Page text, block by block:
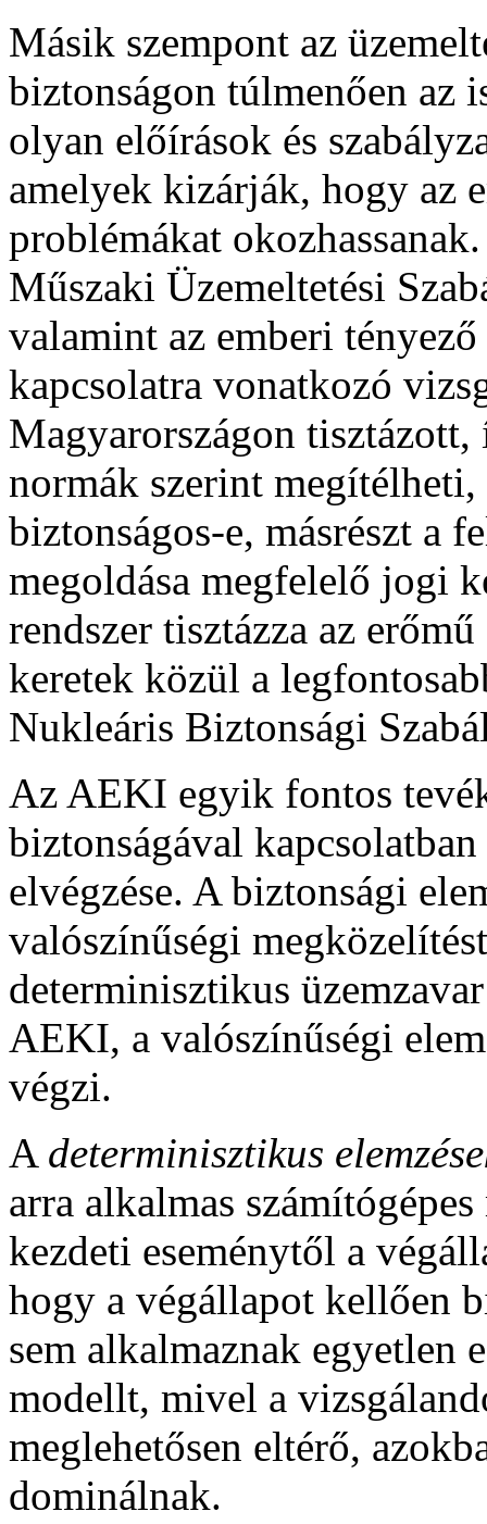
Másik szempont az
biztonságon túlmenően az
olyan előírások és
amelyek kizárják, hogy az
problémákat
Műszaki Üzemeltetési
valamint az emberi tényező
kapcsolatra vonatkozó
Magyarországon
normák szerint
biztonságos-e, másrészt a
megoldása megfelelő jogi
rendszer tisztázza az
keretek közül a
Nukleáris Biztonsági
Az AEKI egyik fontos
biztonságával
elvégzése. A biztonsági
valószínűségi
determinisztikus
AEKI, a valószínűségi
végzi.
A determinisztikus
arra alkalmas
kezdeti eseménytől a
hogy a végállapot kellően
sem alkalmaznak egyetlen
modellt, mivel a
meglehetősen eltérő,
dominálnak.